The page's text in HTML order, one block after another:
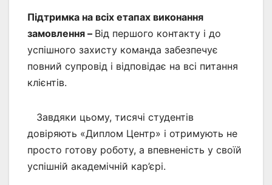
Підтримка на всіх етапах виконання
замовлення – Від першого контакту і до
успішного захисту команда забезпечує
повний супровід і відповідає на всі питання
клієнтів.
Завдяки цьому, тисячі студентів
довіряють «Диплом Центр» і отримують не
просто готову роботу, а впевненість у своїй
успішній академічній кар’єрі.